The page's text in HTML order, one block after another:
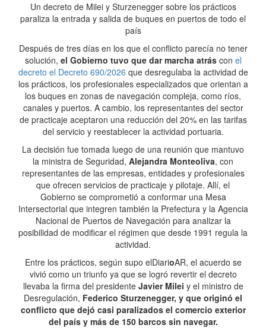
Un decreto de Milei y Sturzenegger sobre los prácticos
paraliza la entrada y salida de buques en puertos de todo el
país
Después de tres días en los que el conflicto parecía no tener
solución, el Gobierno tuvo que dar marcha atráscon el
decreto el Decreto 690/2026 que desregulaba la actividad de
los prácticos, los profesionales especializados que orientan a
los buques en zonas de navegación compleja, como ríos,
canales y puertos. A cambio, los representantes del sector
de practicaje aceptaron una reducción del 20% en las tarifas
del servicio y reestablecer la actividad portuaria.
La decisión fue tomada luego de una reunión que mantuvo
la ministra de Seguridad, Alejandra Monteoliva, con
representantes de las empresas, entidades y profesionales
que ofrecen servicios de practicaje y pilotaje. Allí, el
Gobierno se comprometió a conformar una Mesa
Intersectorial que integren también la Prefectura y la Agencia
Nacional de Puertos de Navegación para analizar la
posibilidad de modificar el régimen que desde 1991 regula la
actividad.
Entre los prácticos, según supo elDiarioAR, el acuerdo se
vivió como un triunfo ya que se logró revertir el decreto
llevaba la firma del presidente Javier Milei y el ministro de
Desregulación, Federico Sturzenegger, y que originó el
conflicto que dejó casi paralizados el comercio exterior
del país y más de 150 barcos sin navegar.